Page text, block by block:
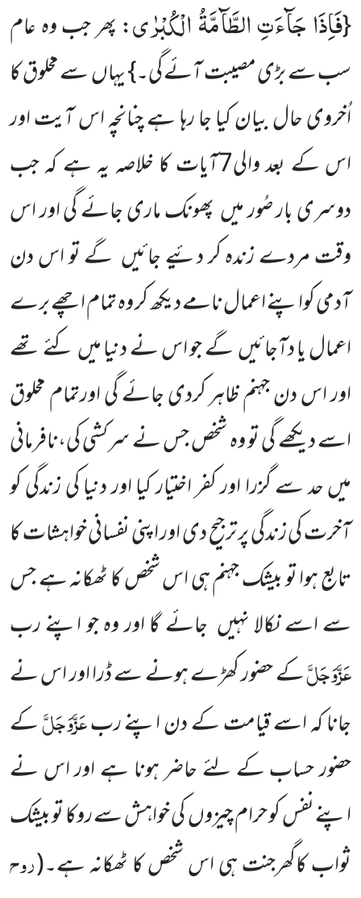
{فَاِذَا جَآءَتِ الطَّآمَّةُ الْكُبْرٰى: پھر جب وہ عام
سب سے بڑی مصیبت آئے گی۔} یہاں سے مخلوق کا
اُخروی حال بیان کیا جا رہا ہے چنانچہ اس آیت اور
اس کے بعد والی7آیات کا خلاصہ یہ ہے کہ جب
دوسری بار صُور میں پھونک ماری جائے گی اور اس
وقت مردے زندہ کر دئیے جائیں گے تو اس دن
آدمی کواپنے اعمال نامے دیکھ کر وہ تمام اچھے برے
اعمال یا دآجائیں گے جو اس نے دنیا میں کئے تھے
اور اس دن جہنم ظاہر کردی جائے گی اورتمام مخلوق
اسے دیکھے گی تو وہ شخص جس نے سرکشی کی،نافرمانی
میں حد سے گزرا اور کفر اختیار کیا اور دنیا کی زندگی کو
آخرت کی زندگی پر ترجیح دی اور اپنی نفسانی خواہشات کا
تابع ہوا تو بیشک جہنم ہی اس شخص کا ٹھکانہ ہے جس
سے اسے نکالا نہیں جائے گا اور وہ جو اپنے رب
عَزَّوَجَلَّکے حضور کھڑے ہونے سے ڈرا اور اس نے
جانا کہ اسے قیامت کے دن اپنے ربعَزَّوَجَلَّکے
حضور حساب کے لئے حاضر ہونا ہے اور اس نے
اپنے نفس کو حرام چیزوں کی خواہش سے روکا تو بیشک
ثواب کاگھرجنت ہی اس شخص کا ٹھکانہ ہے۔(روح